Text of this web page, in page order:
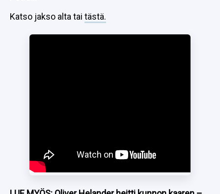
Katso jakso alta tai tästä.